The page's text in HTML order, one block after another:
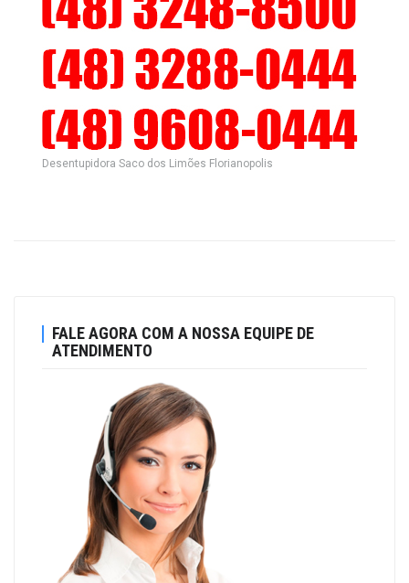
Desentupidora Saco dos Limões Florianopolis
FALE AGORA COM A NOSSA EQUIPE DE
ATENDIMENTO